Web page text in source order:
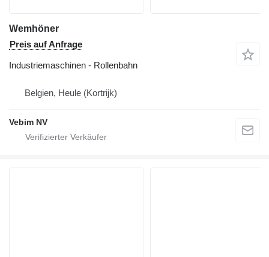
Wemhöner
Preis auf Anfrage
Industriemaschinen - Rollenbahn
Belgien, Heule (Kortrijk)
Vebim NV